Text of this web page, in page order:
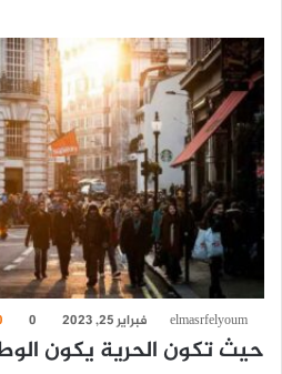
elmasrfelyoum فبراير 25, 2023 0
حيث تكون الحرية يكون